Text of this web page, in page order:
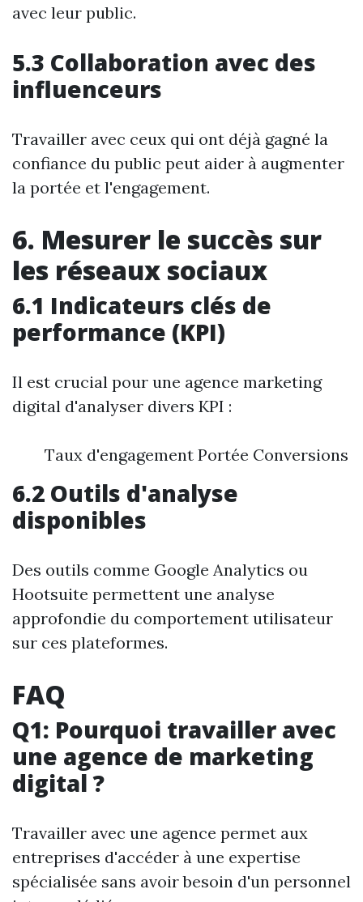
avec leur public.
5.3 Collaboration avec des
influenceurs
Travailler avec ceux qui ont déjà gagné la
confiance du public peut aider à augmenter
la portée et l'engagement.
6. Mesurer le succès sur
les réseaux sociaux
6.1 Indicateurs clés de
performance (KPI)
Il est crucial pour une agence marketing
digital d'analyser divers KPI :
Taux d'engagement Portée Conversions
6.2 Outils d'analyse
disponibles
Des outils comme Google Analytics ou
Hootsuite permettent une analyse
approfondie du comportement utilisateur
sur ces plateformes.
FAQ
Q1: Pourquoi travailler avec
une agence de marketing
digital ?
Travailler avec une agence permet aux
entreprises d'accéder à une expertise
spécialisée sans avoir besoin d'un personnel